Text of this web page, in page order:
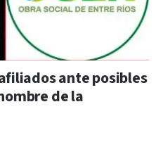
ante posibles
de la